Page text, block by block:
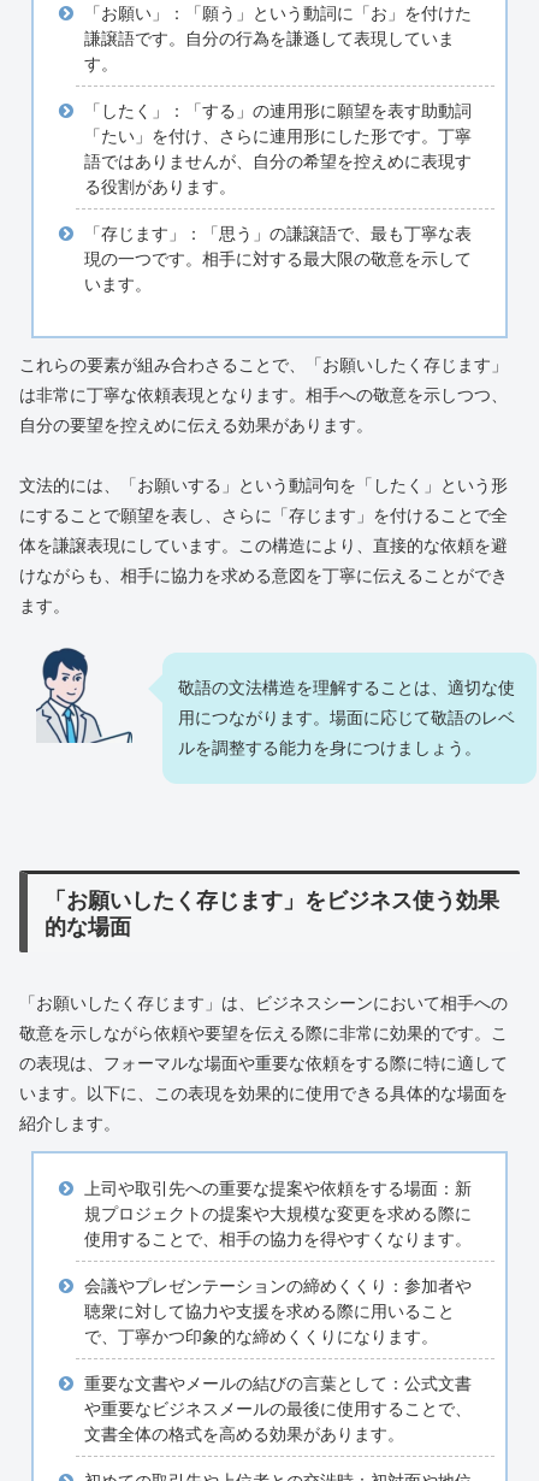
「お願い」：「願う」という動詞に「お」を付けた
謙譲語です。自分の行為を謙遜して表現していま
す。
「したく」：「する」の連用形に願望を表す助動詞
「たい」を付け、さらに連用形にした形です。丁寧
語ではありませんが、自分の希望を控えめに表現す
る役割があります。
「存じます」：「思う」の謙譲語で、最も丁寧な表
現の一つです。相手に対する最大限の敬意を示して
います。
これらの要素が組み合わさることで、「お願いしたく存じます」
は非常に丁寧な依頼表現となります。相手への敬意を示しつつ、
自分の要望を控えめに伝える効果があります。
文法的には、「お願いする」という動詞句を「したく」という形
にすることで願望を表し、さらに「存じます」を付けることで全
体を謙譲表現にしています。この構造により、直接的な依頼を避
けながらも、相手に協力を求める意図を丁寧に伝えることができ
ます。
敬語の文法構造を理解することは、適切な使
用につながります。場面に応じて敬語のレベ
ルを調整する能力を身につけましょう。
「お願いしたく存じます」をビジネス使う効果
的な場面
「お願いしたく存じます」は、ビジネスシーンにおいて相手への
敬意を示しながら依頼や要望を伝える際に非常に効果的です。こ
の表現は、フォーマルな場面や重要な依頼をする際に特に適して
います。以下に、この表現を効果的に使用できる具体的な場面を
紹介します。
上司や取引先への重要な提案や依頼をする場面：新
規プロジェクトの提案や大規模な変更を求める際に
使用することで、相手の協力を得やすくなります。
会議やプレゼンテーションの締めくくり：参加者や
聴衆に対して協力や支援を求める際に用いること
で、丁寧かつ印象的な締めくくりになります。
重要な文書やメールの結びの言葉として：公式文書
や重要なビジネスメールの最後に使用することで、
文書全体の格式を高める効果があります。